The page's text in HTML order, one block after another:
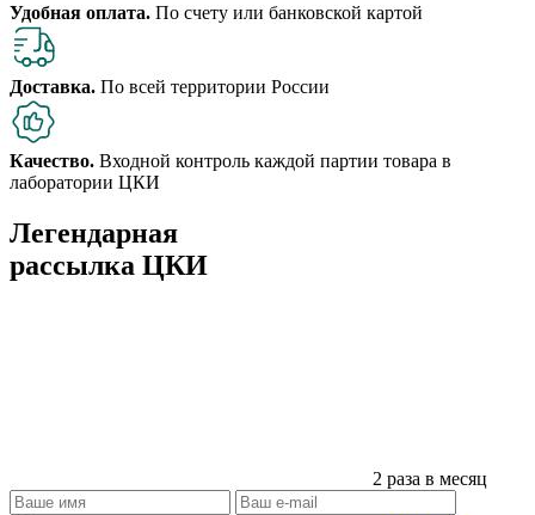
Удобная оплата. По счету или банковской картой
Доставка. По всей территории России
Качество. Входной контроль каждой партии товара в
лаборатории ЦКИ
Легендарная
рассылка ЦКИ
2 раза в месяц